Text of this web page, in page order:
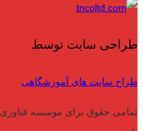
طراحی سایت توسط
طراح سایت های آموزشگاهی
تمامی حقوق برای موسسه